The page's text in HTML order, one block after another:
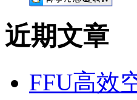
近期文章
FFU高效